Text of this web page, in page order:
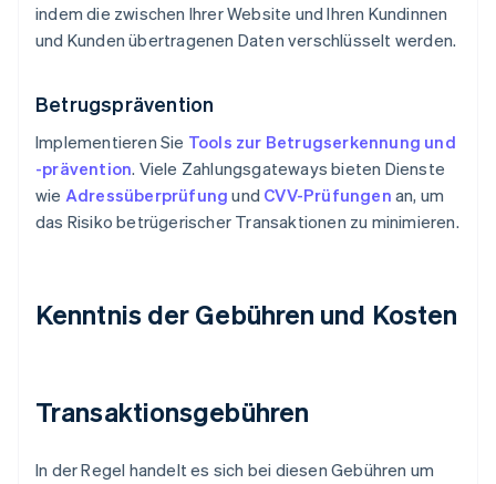
indem die zwischen Ihrer Website und Ihren Kundinnen
und Kunden übertragenen Daten verschlüsselt werden.
Betrugsprävention
Implementieren Sie Tools zur Betrugserkennung und
-prävention. Viele Zahlungsgateways bieten Dienste
wie Adressüberprüfung und CVV-Prüfungen an, um
das Risiko betrügerischer Transaktionen zu minimieren.
Kenntnis der Gebühren und Kosten
Transaktionsgebühren
In der Regel handelt es sich bei diesen Gebühren um